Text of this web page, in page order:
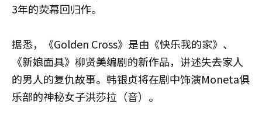
3年的荧幕回归作。
据悉，《Golden Cross》是由《快乐我的家》、
《新娘面具》柳贤美编剧的新作品，讲述失去家人
的男人的复仇故事。韩银贞将在剧中饰演Moneta俱
乐部的神秘女子洪莎拉（音）。